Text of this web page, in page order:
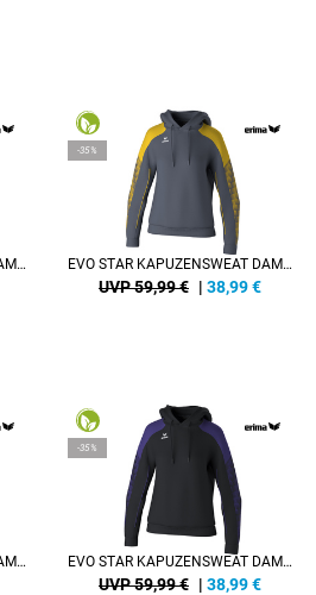
EVO STAR KAPUZENSWEAT DAMEN
-35%
EVO STAR KAPUZENSWEAT DAMEN
UVP 59,99 € | 38,99€
EVO STAR KAPUZENSWEAT DAMEN
-35%
EVO STAR KAPUZENSWEAT DAMEN
UVP 59,99 € | 38,99€